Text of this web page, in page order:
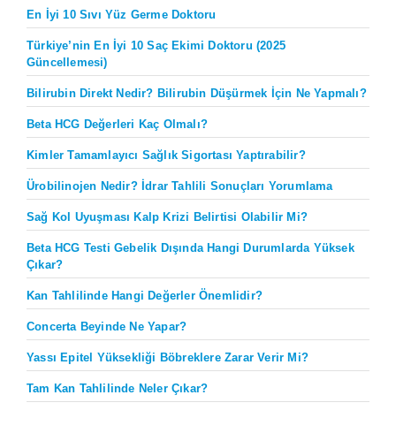
En İyi 10 Sıvı Yüz Germe Doktoru
Türkiye’nin En İyi 10 Saç Ekimi Doktoru (2025
Güncellemesi)
Bilirubin Direkt Nedir? Bilirubin Düşürmek İçin Ne Yapmalı?
Beta HCG Değerleri Kaç Olmalı?
Kimler Tamamlayıcı Sağlık Sigortası Yaptırabilir?
Ürobilinojen Nedir? İdrar Tahlili Sonuçları Yorumlama
Sağ Kol Uyuşması Kalp Krizi Belirtisi Olabilir Mi?
Beta HCG Testi Gebelik Dışında Hangi Durumlarda Yüksek
Çıkar?
Kan Tahlilinde Hangi Değerler Önemlidir?
Concerta Beyinde Ne Yapar?
Yassı Epitel Yüksekliği Böbreklere Zarar Verir Mi?
Tam Kan Tahlilinde Neler Çıkar?